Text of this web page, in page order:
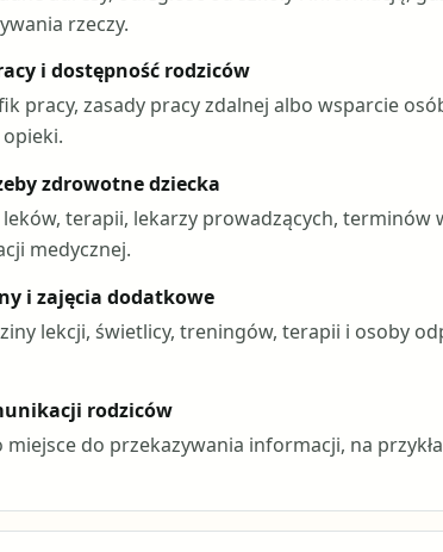
rzeczy.
i dostępność rodziców
pracy, zasady pracy zdalnej albo wsparcie
zdrowotne dziecka
terapii, lekarzy prowadzących, terminów
medycznej.
i zajęcia dodatkowe
lekcji, świetlicy, treningów, terapii i osoby
rodziców
miejsce do przekazywania informacji, na